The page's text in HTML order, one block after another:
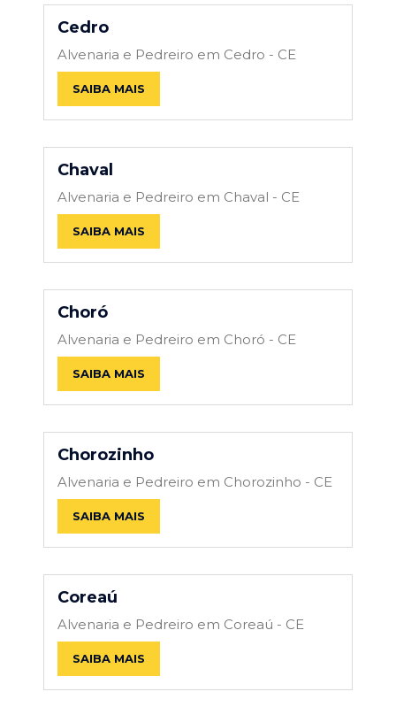
Cedro
Alvenaria e Pedreiro em Cedro - CE
SAIBA MAIS
Chaval
Alvenaria e Pedreiro em Chaval - CE
SAIBA MAIS
Choró
Alvenaria e Pedreiro em Choró - CE
SAIBA MAIS
Chorozinho
Alvenaria e Pedreiro em Chorozinho - CE
SAIBA MAIS
Coreaú
Alvenaria e Pedreiro em Coreaú - CE
SAIBA MAIS